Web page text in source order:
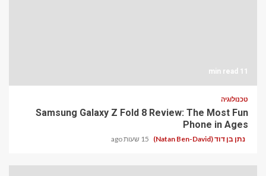
11 min read
טכנולוגיה
Samsung Galaxy Z Fold 8 Review: The Most Fun
Phone in Ages
נתן בן דוד (Natan Ben-David) 15 שעות ago